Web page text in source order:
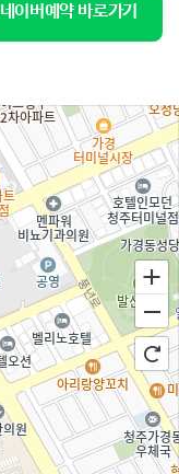
네이버예약 바로가기